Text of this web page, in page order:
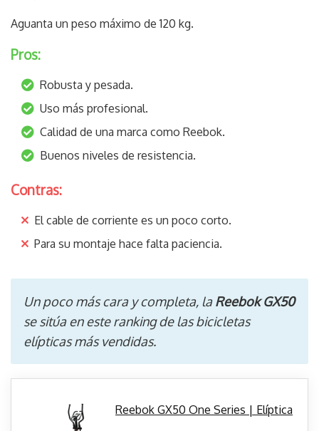
Aguanta un peso máximo de 120 kg.
Pros:
Robusta y pesada.
Uso más profesional.
Calidad de una marca como Reebok.
Buenos niveles de resistencia.
Contras:
El cable de corriente es un poco corto.
Para su montaje hace falta paciencia.
Un poco más cara y completa, laReebok GX50
se sitúa en este ranking de las bicicletas
elípticas más vendidas.
Reebok GX50 One Series | Elíptica